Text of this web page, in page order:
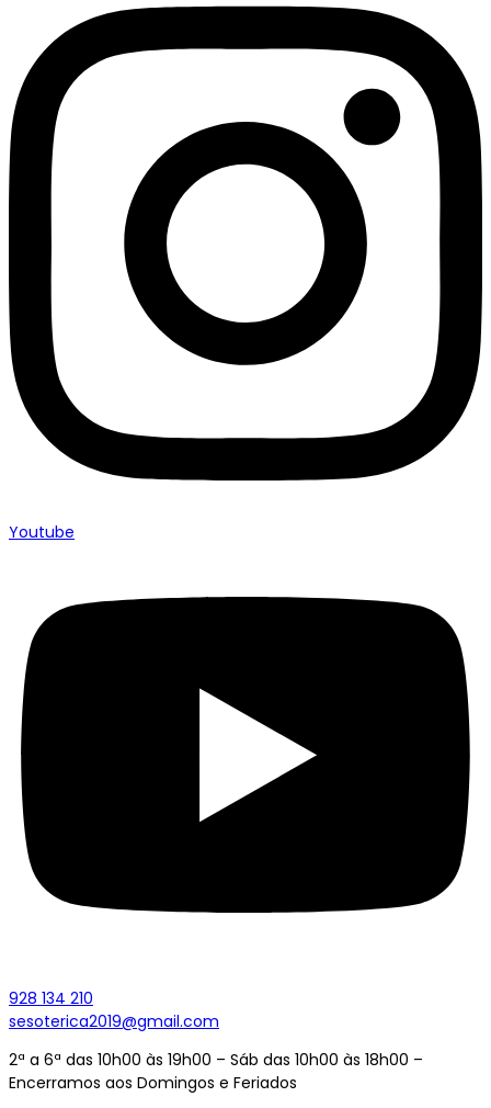
Youtube
928 134 210
sesoterica2019@gmail.com
2ª a 6ª das 10h00 às 19h00 – Sáb das 10h00 às 18h00 –
Encerramos aos Domingos e Feriados